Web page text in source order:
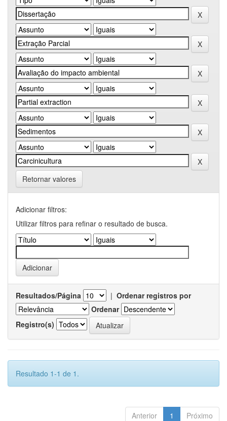
Retornar valores
Adicionar filtros:
Utilizar filtros para refinar o resultado de busca.
Resultados/Página | Ordenar registros por
Ordenar
Registro(s)
Resultado 1-1 de 1.
Anterior 1 Próximo